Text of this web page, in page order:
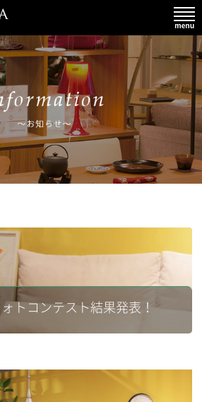
トコンテスト結果発表！